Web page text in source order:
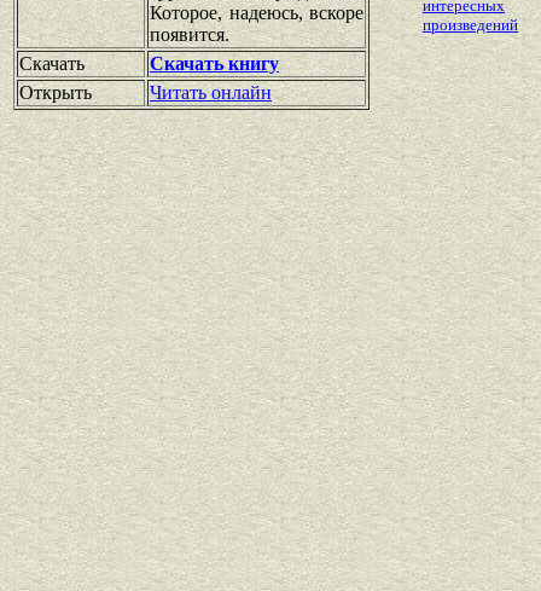
Которое, надеюсь, вскоре
появится.
Скачать
Скачать книгу
Открыть
Читать онлайн
интересных
произведений